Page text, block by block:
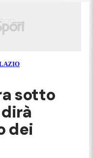
sotto
dei